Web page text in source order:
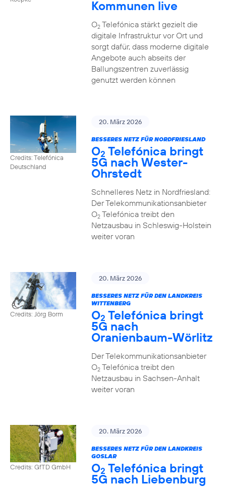
Kommunen live
O2Telefónica stärkt gezielt die
digitale Infrastruktur vor Ort und
sorgt dafür, dass moderne digitale
Angebote auch abseits der
Ballungszentren zuverlässig
genutzt werden können
Credits: Telefónica
Deutschland
20. März 2026
BESSERES NETZ FÜR NORDFRIESLAND
O2 Telefónica bringt
5G nach Wester-
Ohrstedt
Schnelleres Netz in Nordfriesland:
Der Telekommunikationsanbieter
O2Telefónica treibt den
Netzausbau in Schleswig-Holstein
weiter voran
Credits: Jörg Borm
20. März 2026
BESSERES NETZ FÜR DEN LANDKREIS
WITTENBERG
O2 Telefónica bringt
5G nach
Oranienbaum-Wörlitz
Der Telekommunikationsanbieter
O2Telefónica treibt den
Netzausbau in Sachsen-Anhalt
weiter voran
Credits: GfTD GmbH
20. März 2026
BESSERES NETZ FÜR DEN LANDKREIS
GOSLAR
O2 Telefónica bringt
5G nach Liebenburg